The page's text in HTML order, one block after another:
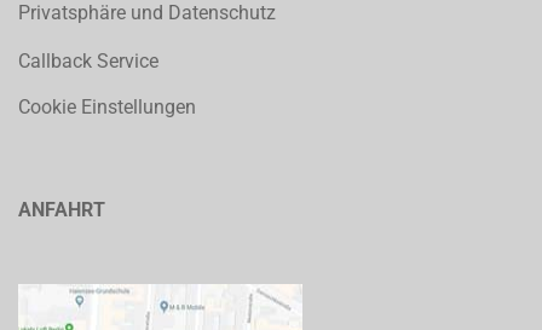
Privatsphäre und Datenschutz
Callback Service
Cookie Einstellungen
ANFAHRT